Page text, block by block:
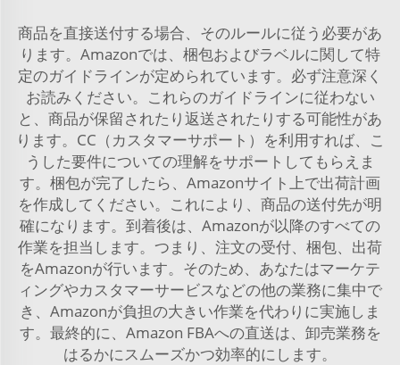
商品を直接送付する場合、そのルールに従う必要があ
ります。Amazonでは、梱包およびラベルに関して特
定のガイドラインが定められています。必ず注意深く
お読みください。これらのガイドラインに従わない
と、商品が保留されたり返送されたりする可能性があ
ります。CC（カスタマーサポート）を利用すれば、こ
うした要件についての理解をサポートしてもらえま
す。梱包が完了したら、Amazonサイト上で出荷計画
を作成してください。これにより、商品の送付先が明
確になります。到着後は、Amazonが以降のすべての
作業を担当します。つまり、注文の受付、梱包、出荷
をAmazonが行います。そのため、あなたはマーケテ
ィングやカスタマーサービスなどの他の業務に集中で
き、Amazonが負担の大きい作業を代わりに実施しま
す。最終的に、Amazon FBAへの直送は、卸売業務を
はるかにスムーズかつ効率的にします。